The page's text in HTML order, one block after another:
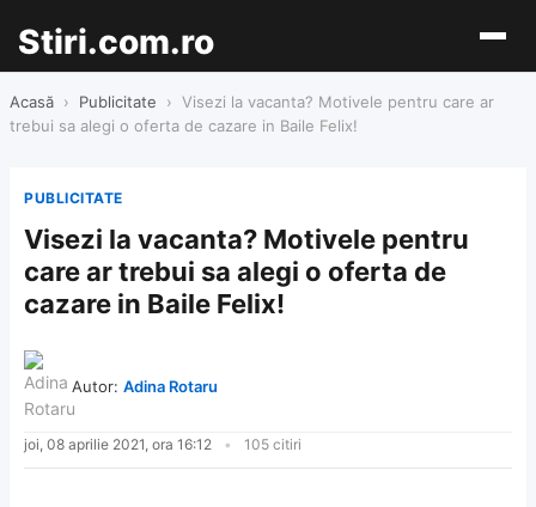
Stiri.com.ro
Acasă › Publicitate › Visezi la vacanta? Motivele pentru care ar
trebui sa alegi o oferta de cazare in Baile Felix!
PUBLICITATE
Visezi la vacanta? Motivele pentru
care ar trebui sa alegi o oferta de
cazare in Baile Felix!
Autor: Adina Rotaru
joi, 08 aprilie 2021, ora 16:12 105 citiri